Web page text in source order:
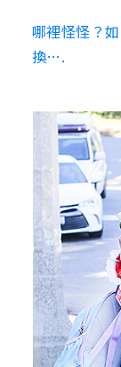
哪裡怪怪？
換….